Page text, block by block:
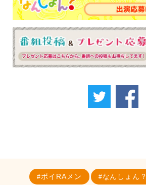
ボイRAメン なんしょん？